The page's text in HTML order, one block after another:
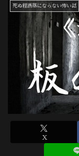
死ぬ程洒落にならない怖い話
X